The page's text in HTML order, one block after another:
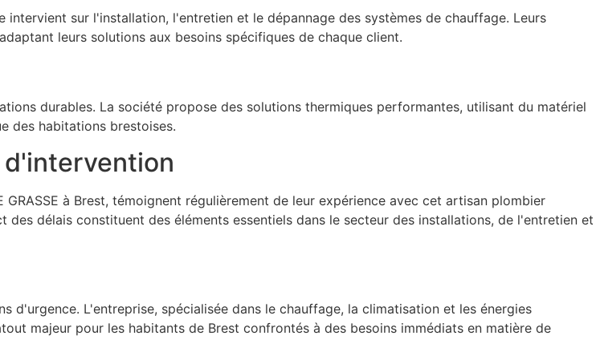
sur l'installation, l'entretien et le dépannage des systèmes de chauffage. Leurs
leurs solutions aux besoins spécifiques de chaque client.
durables. La société propose des solutions thermiques performantes, utilisant du matériel
des habitations brestoises.
GRASSE à Brest, témoignent régulièrement de leur expérience avec cet artisan plombier
délais constituent des éléments essentiels dans le secteur des installations, de l'entretien et
d'urgence. L'entreprise, spécialisée dans le chauffage, la climatisation et les énergies
majeur pour les habitants de Brest confrontés à des besoins immédiats en matière de